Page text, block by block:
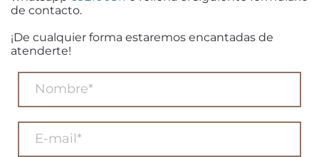
de contacto.
¡De cualquier forma estaremos encantadas de
atenderte!